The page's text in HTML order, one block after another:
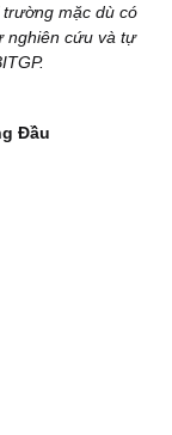
mặc dù có
nghiên cứu và tự
Đầu